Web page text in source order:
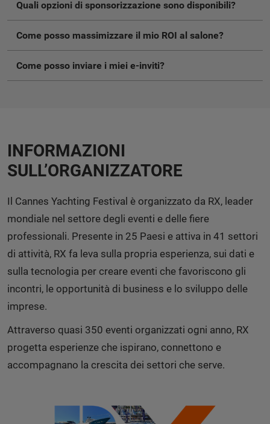
Quali opzioni di sponsorizzazione sono disponibili?
Come posso massimizzare il mio ROI al salone?
Come posso inviare i miei e-inviti?
INFORMAZIONI
SULL’ORGANIZZATORE
Il Cannes Yachting Festival è organizzato da RX, leader
mondiale nel settore degli eventi e delle fiere
professionali. Presente in 25 Paesi e attiva in 41 settori
di attività, RX fa leva sulla propria esperienza, sui dati e
sulla tecnologia per creare eventi che favoriscono gli
incontri, le opportunità di business e lo sviluppo delle
imprese.
Attraverso quasi 350 eventi organizzati ogni anno, RX
progetta esperienze che ispirano, connettono e
accompagnano la crescita dei settori che serve.